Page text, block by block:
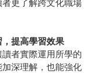
更了解跨文化職場
提高學習效果
者實際運用所學的
深理解，也能強化